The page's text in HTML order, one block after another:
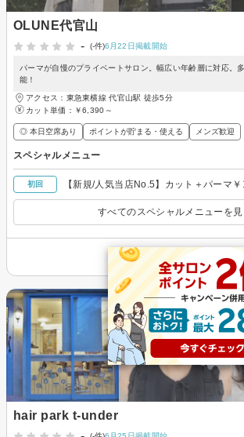
OLUNE代官山
-
(-件)6月22日掲載開始
パーマが自慢のプライベートサロン。幅広い年齢層に対応。
能！
アクセス：東急東横線 代官山駅 徒歩5分
カット単価： ￥6,390～
◎ 本日空席あり ポイントが貯まる・使える メンズ歓迎
スペシャルメニュー
初回 【新規/人気当店No.5】カット＋パーマ
すべてのスペシャルメニューを見
その他の情報を表示
hair park t-under